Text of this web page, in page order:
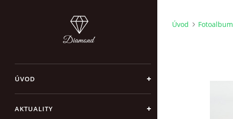
ÚVOD
AKTUALITY
Úvod Fotoalbum